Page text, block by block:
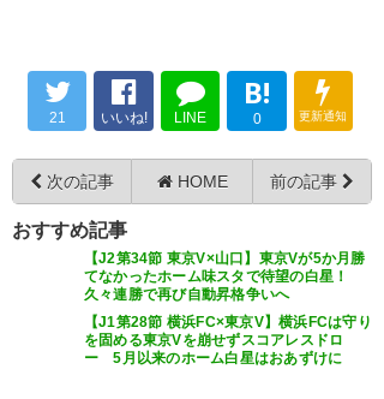
珍しく仕事が早くていいね この
処分が重いか軽いかはわからん
が、当事者の方と処分はされて
ないけどブーイングされてた
方々はしっかり反省して改善し
てほしい そしてまたみんなでル
ールを守って応援しましょう
21 いいね! LINE
B!
0 更新通知
次の記事 HOME 前の記事
おすすめ記事
【J2第34節 東京V×山口】東京Vが5か月勝
てなかったホーム味スタで待望の白星！
久々連勝で再び自動昇格争いへ
【J1第28節 横浜FC×東京V】横浜FCは守り
を固める東京Vを崩せずスコアレスドロ
ー 5月以来のホーム白星はおあずけに